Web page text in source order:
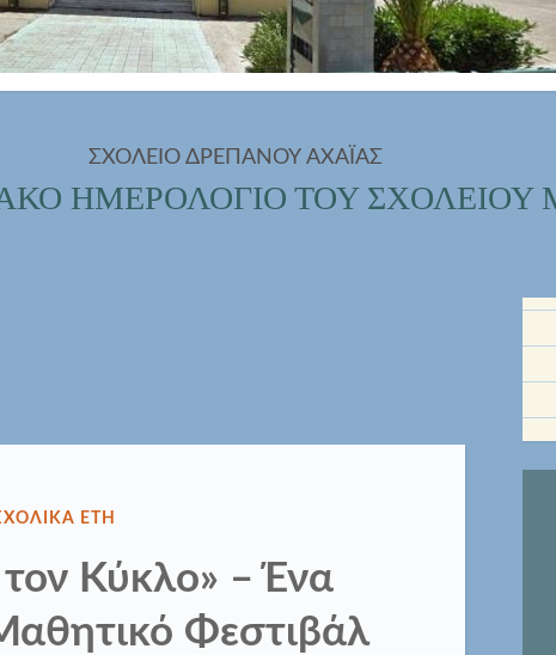
ΣΧΟΛΕΙΟ ΔΡΕΠΑΝΟΥ ΑΧΑΪΑΣ
ΗΜΕΡΟΛΟΓΙΟ ΤΟΥ ΣΧΟΛΕΙΟΥ
ΕΤΗ
Κύκλο» – Ένα
Φεστιβάλ